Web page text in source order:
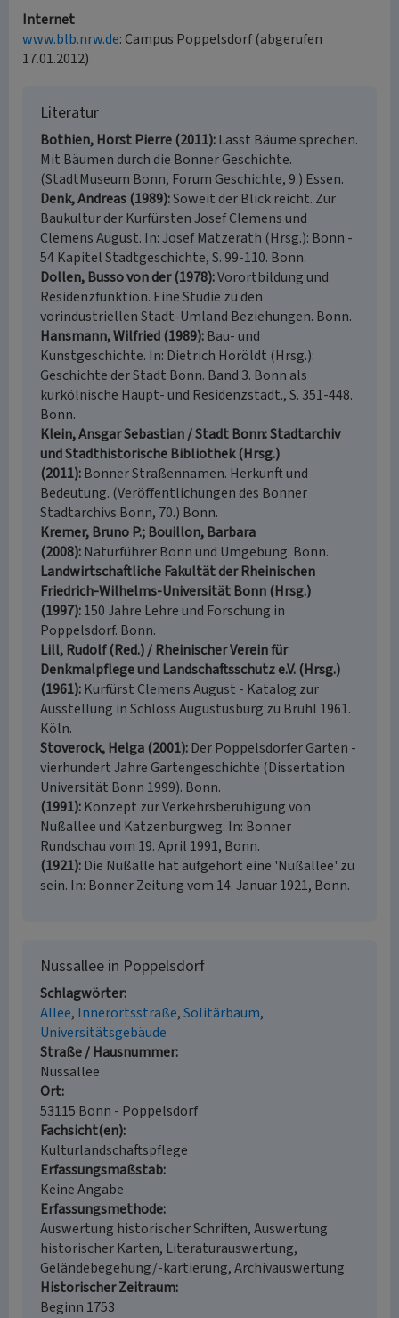
Internet
www.blb.nrw.de: Campus Poppelsdorf (abgerufen
17.01.2012)
Literatur
Bothien, Horst Pierre (2011) Lasst Bäume sprechen.
Mit Bäumen durch die Bonner Geschichte.
(StadtMuseum Bonn, Forum Geschichte, 9.) Essen.
Denk, Andreas (1989) Soweit der Blick reicht. Zur
Baukultur der Kurfürsten Josef Clemens und
Clemens August. In: Josef Matzerath (Hrsg.): Bonn -
54 Kapitel Stadtgeschichte, S. 99-110. Bonn.
Dollen, Busso von der (1978) Vorortbildung und
Residenzfunktion. Eine Studie zu den
vorindustriellen Stadt-Umland Beziehungen. Bonn.
Hansmann, Wilfried (1989) Bau- und
Kunstgeschichte. In: Dietrich Horöldt (Hrsg.):
Geschichte der Stadt Bonn. Band 3. Bonn als
kurkölnische Haupt- und Residenzstadt., S. 351-448.
Bonn.
Klein, Ansgar Sebastian / Stadt Bonn: Stadtarchiv
und Stadthistorische Bibliothek (Hrsg.)
(2011) Bonner Straßennamen. Herkunft und
Bedeutung. (Veröffentlichungen des Bonner
Stadtarchivs Bonn, 70.) Bonn.
Kremer, Bruno P.; Bouillon, Barbara
(2008) Naturführer Bonn und Umgebung. Bonn.
Landwirtschaftliche Fakultät der Rheinischen
Friedrich-Wilhelms-Universität Bonn (Hrsg.)
(1997) 150 Jahre Lehre und Forschung in
Poppelsdorf. Bonn.
Lill, Rudolf (Red.) / Rheinischer Verein für
Denkmalpflege und Landschaftsschutz e.V. (Hrsg.)
(1961) Kurfürst Clemens August - Katalog zur
Ausstellung in Schloss Augustusburg zu Brühl 1961.
Köln.
Stoverock, Helga (2001) Der Poppelsdorfer Garten -
vierhundert Jahre Gartengeschichte (Dissertation
Universität Bonn 1999). Bonn.
(1991) Konzept zur Verkehrsberuhigung von
Nußallee und Katzenburgweg. In: Bonner
Rundschau vom 19. April 1991, Bonn.
(1921) Die Nußalle hat aufgehört eine 'Nußallee' zu
sein. In: Bonner Zeitung vom 14. Januar 1921, Bonn.
Nussallee in Poppelsdorf
Schlagwörter
Allee Innerortsstraße Solitärbaum
Universitätsgebäude
Straße / Hausnummer
Nussallee
Ort
53115 Bonn - Poppelsdorf
Fachsicht(en)
Kulturlandschaftspflege
Erfassungsmaßstab
Keine Angabe
Erfassungsmethode
Auswertung historischer Schriften, Auswertung
historischer Karten, Literaturauswertung,
Geländebegehung/-kartierung, Archivauswertung
Historischer Zeitraum
Beginn 1753